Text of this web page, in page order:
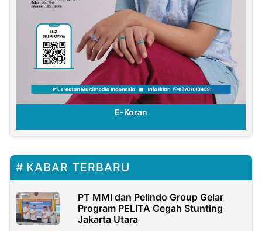
E-Koran
KABAR TERBARU
PT MMI dan Pelindo Group Gelar
Program PELITA Cegah Stunting
Jakarta Utara